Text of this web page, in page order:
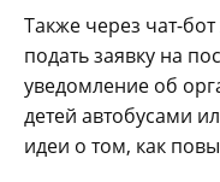
Также через чат-
подать заявку на
уведомление об
детей автобусами
идеи о том, как